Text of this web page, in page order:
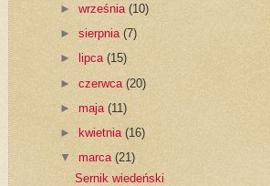
► września (10)
► sierpnia (7)
►
lipca (15)
► czerwca (20)
► maja (11)
►
kwietnia (16)
▼ marca (21)
Sernik wiedeński